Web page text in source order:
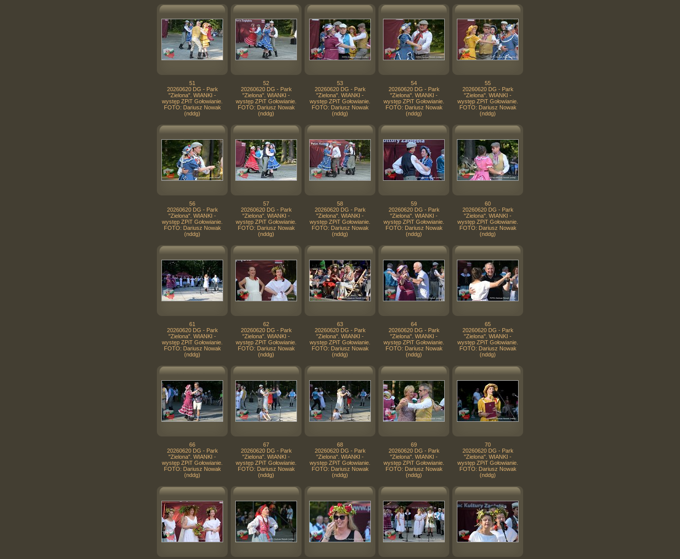
51
20260620 DG - Park
"Zielona". WIANKI -
występ ZPiT Gołowianie.
FOTO: Dariusz Nowak
(nddg)
52
20260620 DG - Park
"Zielona". WIANKI -
występ ZPiT Gołowianie.
FOTO: Dariusz Nowak
(nddg)
53
20260620 DG - Park
"Zielona". WIANKI -
występ ZPiT Gołowianie.
FOTO: Dariusz Nowak
(nddg)
54
20260620 DG - Park
"Zielona". WIANKI -
występ ZPiT Gołowianie.
FOTO: Dariusz Nowak
(nddg)
55
20260620 DG - Park
"Zielona". WIANKI -
występ ZPiT Gołowianie.
FOTO: Dariusz Nowak
(nddg)
56
20260620 DG - Park
"Zielona". WIANKI -
występ ZPiT Gołowianie.
FOTO: Dariusz Nowak
(nddg)
57
20260620 DG - Park
"Zielona". WIANKI -
występ ZPiT Gołowianie.
FOTO: Dariusz Nowak
(nddg)
58
20260620 DG - Park
"Zielona". WIANKI -
występ ZPiT Gołowianie.
FOTO: Dariusz Nowak
(nddg)
59
20260620 DG - Park
"Zielona". WIANKI -
występ ZPiT Gołowianie.
FOTO: Dariusz Nowak
(nddg)
60
20260620 DG - Park
"Zielona". WIANKI -
występ ZPiT Gołowianie.
FOTO: Dariusz Nowak
(nddg)
61
20260620 DG - Park
"Zielona". WIANKI -
występ ZPiT Gołowianie.
FOTO: Dariusz Nowak
(nddg)
62
20260620 DG - Park
"Zielona". WIANKI -
występ ZPiT Gołowianie.
FOTO: Dariusz Nowak
(nddg)
63
20260620 DG - Park
"Zielona". WIANKI -
występ ZPiT Gołowianie.
FOTO: Dariusz Nowak
(nddg)
64
20260620 DG - Park
"Zielona". WIANKI -
występ ZPiT Gołowianie.
FOTO: Dariusz Nowak
(nddg)
65
20260620 DG - Park
"Zielona". WIANKI -
występ ZPiT Gołowianie.
FOTO: Dariusz Nowak
(nddg)
66
20260620 DG - Park
"Zielona". WIANKI -
występ ZPiT Gołowianie.
FOTO: Dariusz Nowak
(nddg)
67
20260620 DG - Park
"Zielona". WIANKI -
występ ZPiT Gołowianie.
FOTO: Dariusz Nowak
(nddg)
68
20260620 DG - Park
"Zielona". WIANKI -
występ ZPiT Gołowianie.
FOTO: Dariusz Nowak
(nddg)
69
20260620 DG - Park
"Zielona". WIANKI -
występ ZPiT Gołowianie.
FOTO: Dariusz Nowak
(nddg)
70
20260620 DG - Park
"Zielona". WIANKI -
występ ZPiT Gołowianie.
FOTO: Dariusz Nowak
(nddg)